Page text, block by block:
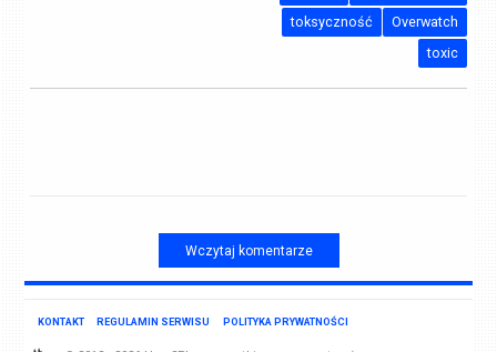
Overwatch
toksyczność
toxic
Wczytaj komentarze
KONTAKT REGULAMIN SERWISU POLITYKA PRYWATNOŚCI